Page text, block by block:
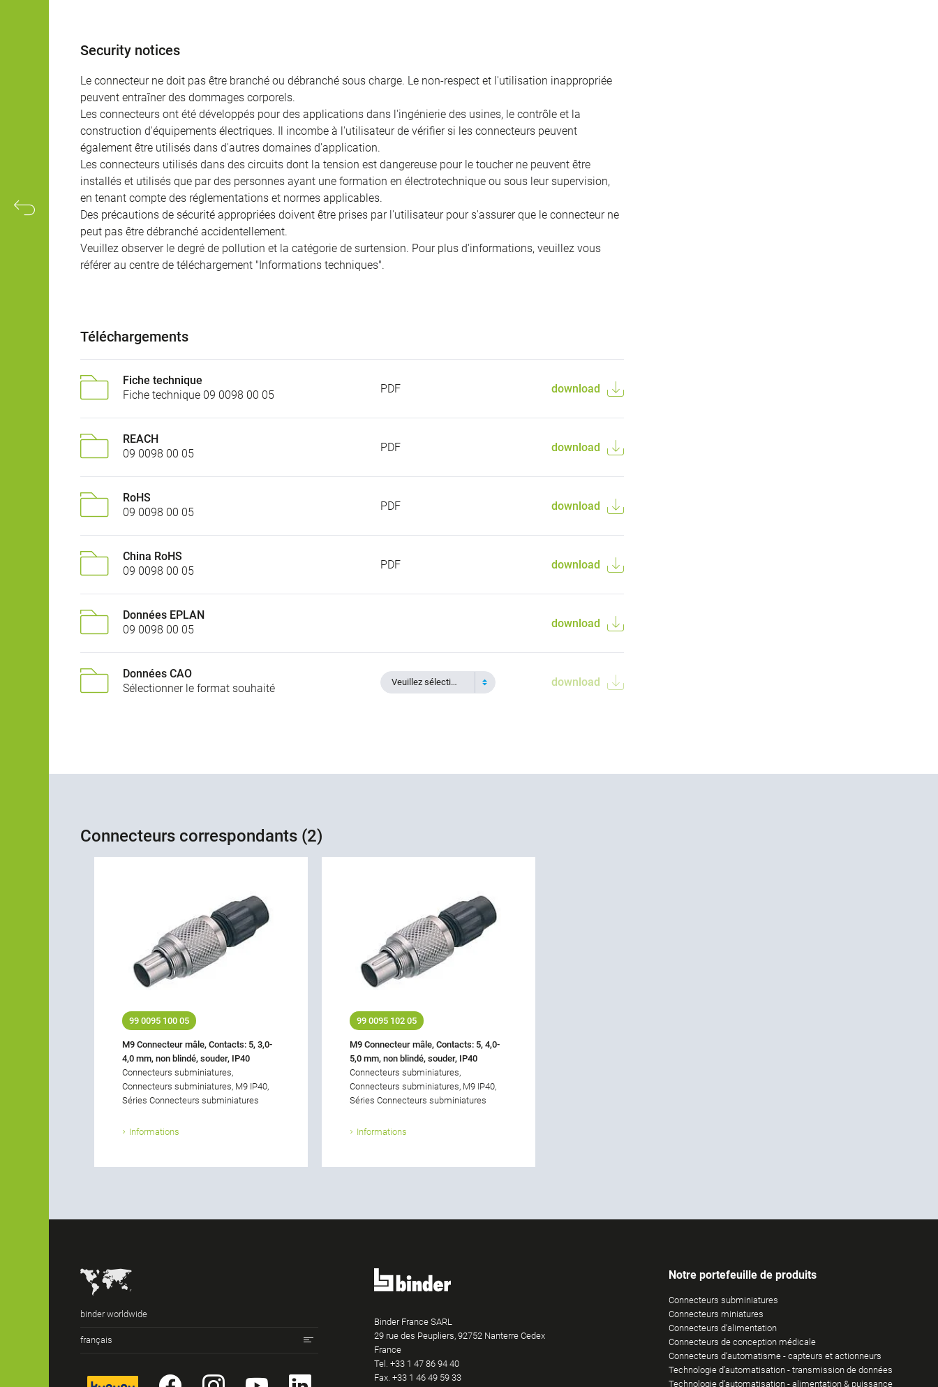
Security notices
Le connecteur ne doit pas être branché ou débranché sous charge. Le non-respect et l'utilisation inappropriée
peuvent entraîner des dommages corporels.
Les connecteurs ont été développés pour des applications dans l'ingénierie des usines, le contrôle et la
construction d'équipements électriques. Il incombe à l'utilisateur de vérifier si les connecteurs peuvent
également être utilisés dans d'autres domaines d'application.
Les connecteurs utilisés dans des circuits dont la tension est dangereuse pour le toucher ne peuvent être
installés et utilisés que par des personnes ayant une formation en électrotechnique ou sous leur supervision,
en tenant compte des réglementations et normes applicables.
Des précautions de sécurité appropriées doivent être prises par l'utilisateur pour s'assurer que le connecteur ne
peut pas être débranché accidentellement.
Veuillez observer le degré de pollution et la catégorie de surtension. Pour plus d'informations, veuillez vous
référer au centre de téléchargement "Informations techniques".
Téléchargements
Fiche technique
Fiche technique 09 0098 00 05
PDF download
REACH
09 0098 00 05
PDF download
RoHS
09 0098 00 05
PDF download
China RoHS
09 0098 00 05
PDF download
Données EPLAN
09 0098 00 05
download
Données CAO
Sélectionner le format souhaité
Veuillez sélectionner download
Connecteurs correspondants (2)
99 0095 100 05
M9 Connecteur mâle, Contacts: 5, 3,0-
4,0 mm, non blindé, souder, IP40
Connecteurs subminiatures,
Connecteurs subminiatures, M9 IP40,
Séries Connecteurs subminiatures
Informations
99 0095 102 05
M9 Connecteur mâle, Contacts: 5, 4,0-
5,0 mm, non blindé, souder, IP40
Connecteurs subminiatures,
Connecteurs subminiatures, M9 IP40,
Séries Connecteurs subminiatures
Informations
binder worldwide
français
Binder France SARL
29 rue des Peupliers, 92752 Nanterre Cedex
France
Tel.+33 1 47 86 94 40
Fax. +33 1 46 49 59 33
Notre portefeuille de produits
Connecteurs subminiatures
Connecteurs miniatures
Connecteurs d‘alimentation
Connecteurs de conception médicale
Connecteurs d‘automatisme - capteurs et actionneurs
Technologie d’automatisation - transmission de données
Technologie d’automatisation - alimentation & puissance